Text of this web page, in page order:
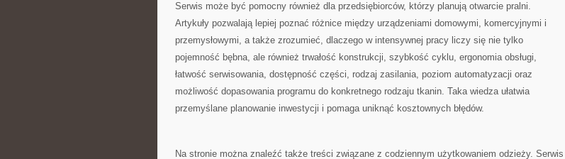
Serwis może być pomocny również dla przedsiębiorców, którzy planują otwarcie pralni.
Artykuły pozwalają lepiej poznać różnice między urządzeniami domowymi, komercyjnymi i
przemysłowymi, a także zrozumieć, dlaczego w intensywnej pracy liczy się nie tylko
pojemność bębna, ale również trwałość konstrukcji, szybkość cyklu, ergonomia obsługi,
łatwość serwisowania, dostępność części, rodzaj zasilania, poziom automatyzacji oraz
możliwość dopasowania programu do konkretnego rodzaju tkanin. Taka wiedza ułatwia
przemyślane planowanie inwestycji i pomaga uniknąć kosztownych błędów.
Na stronie można znaleźć także treści związane z codziennym użytkowaniem odzieży. Serwis